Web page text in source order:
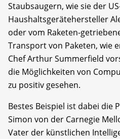
Staubsaugern, wie sie der
Haushaltsgerätehersteller
oder vom Raketen-
Transport von Paketen, wie
Chef Arthur Summerfield
die Möglichkeiten von
zu positiv gesehen.
Bestes Beispiel ist dabei die
Simon von der Carnegie
Vater der künstlichen